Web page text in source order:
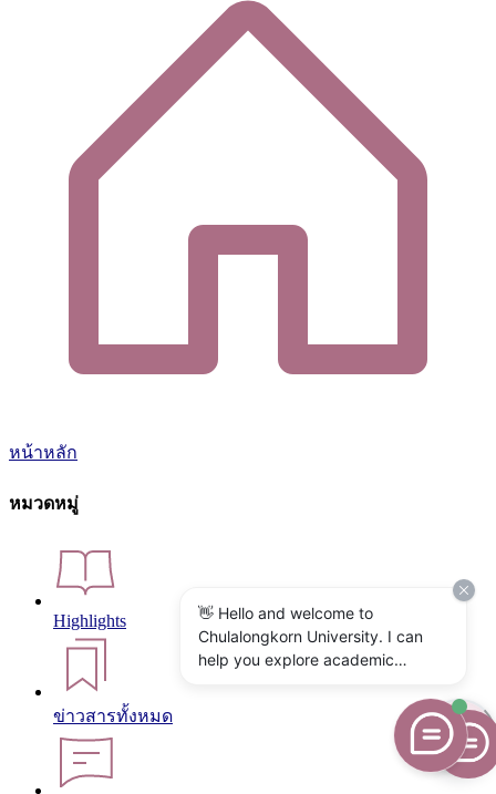
หน้าหลัก
หมวดหมู่
Highlights
ข่าวสารทั้งหมด
👋 Hello and welcome to
Chulalongkorn University. I can
help you explore academic